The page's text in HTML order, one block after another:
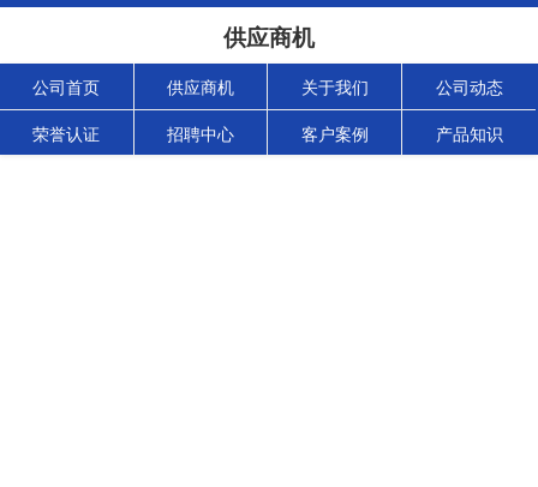
供应商机
公司首页 供应商机 关于我们 公司动态
荣誉认证 招聘中心 客户案例 产品知识